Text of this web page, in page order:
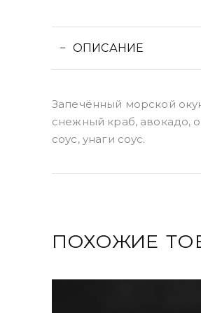
ОПИСАНИЕ
Запечённый морской
снежный краб, авокадо,
соус, унаги соус.
ПОХОЖИЕ